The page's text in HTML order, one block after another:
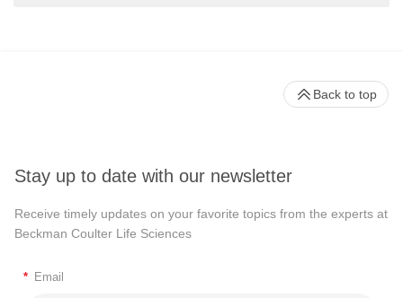
Stay up to date with our newsletter
Receive timely updates on your favorite topics from the experts at
Beckman Coulter Life Sciences
* Email
Back to top